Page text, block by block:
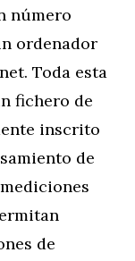
número
ordenador
Toda esta
fichero de
inscrito
de
de